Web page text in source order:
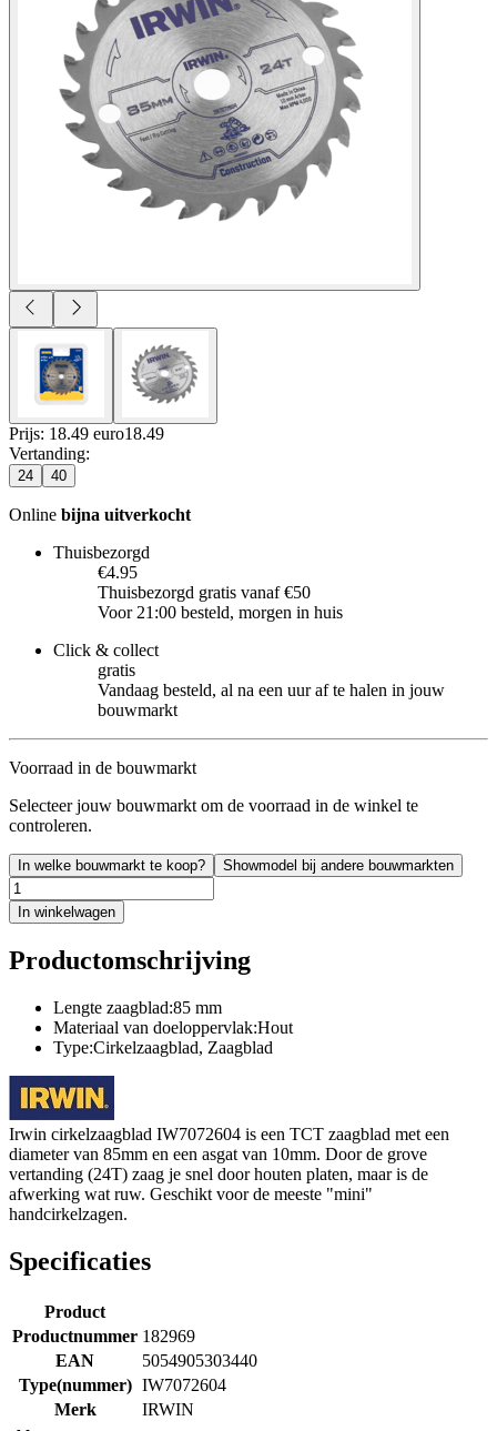
Prijs: 18.49 euro18.49
Vertanding:
24 40
Online bijna uitverkocht
Thuisbezorgd
€4.95
Thuisbezorgd gratis vanaf €50
Voor 21:00 besteld, morgen in huis
Click & collect
gratis
Vandaag besteld, al na een uur af te halen in jouw
bouwmarkt
Voorraad in de bouwmarkt
Selecteer jouw bouwmarkt om de voorraad in de winkel te
controleren.
In welke bouwmarkt te koop? Showmodel bij andere bouwmarkten
In winkelwagen
Productomschrijving
Lengte zaagblad:85 mm
Materiaal van doeloppervlak:Hout
Type:Cirkelzaagblad, Zaagblad
Irwin cirkelzaagblad IW7072604 is een TCT zaagblad met een
diameter van 85mm en een asgat van 10mm. Door de grove
vertanding (24T) zaag je snel door houten platen, maar is de
afwerking wat ruw. Geschikt voor de meeste "mini"
handcirkelzagen.
Specificaties
Product
Productnummer 182969
EAN
5054905303440
Type(nummer) IW7072604
Merk
IRWIN